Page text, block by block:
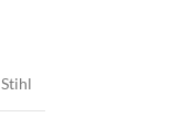
Stihl